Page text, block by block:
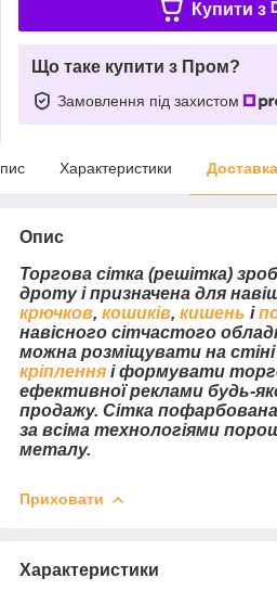
Купити з
Що таке купити з Пром?
Замовлення під захистом
Характеристики Доставка
Опис
Торгова сітка (решітка)
дроту і призначена для
крючков, кошиків, кишень і
навісного сітчастого
можна розміщувати на
кріплення і формувати
ефективної реклами будь-
продажу. Сітка
за всіма технологіями
металу.
Приховати
Характеристики